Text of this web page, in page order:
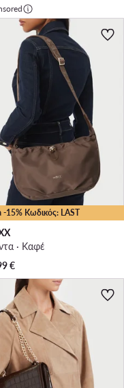
-15% Κωδικός: LAST
· Καφέ
€